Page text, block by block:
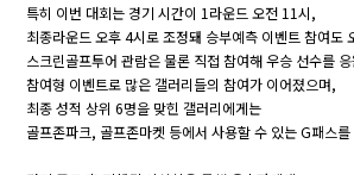
특히 이번 대회는 경기 시간이 1라운드 오전 11시,
최종라운드 오후 4시로 조정돼 승부예측 이벤트 참여도
스크린골프투어 관람은 물론 직접 참여해 우승 선수를
참여형 이벤트로 많은 갤러리들의 참여가 이어졌으며,
최종 성적 상위 6명을 맞힌 갤러리에게는
골프존파크, 골프존마켓 등에서 사용할 수 있는 G패스를